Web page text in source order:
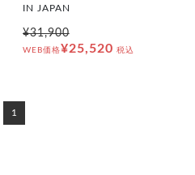
IN JAPAN
¥31,900
WEB価格¥25,520 税込
1